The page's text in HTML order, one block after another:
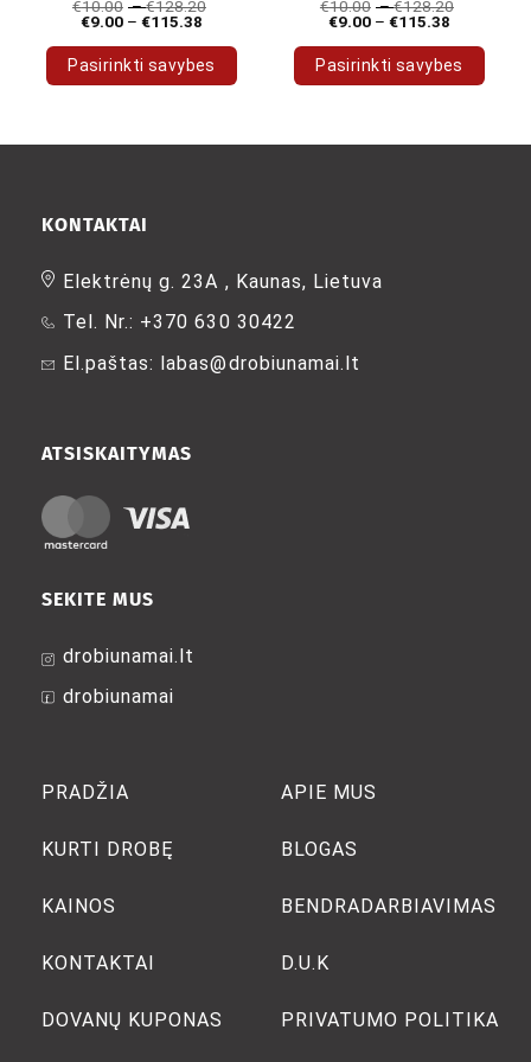
€10.00 –€128.20
€9.00 – €115.38
Pasirinkti savybes
has
The
be
chosen
the
€10.00 –€128.20
€9.00 – €115.38
Pasirinkti savybes
has
PRADŽIA
KURTI DROBĘ
KAINOS
KONTAKTAI
DOVANŲ KUPONAS
APIE MUS
BLOGAS
BENDRADARBIAVIMAS
D.U.K
PRIVATUMO POLITIKA
SEKITE MUS
drobiunamai.lt
drobiunamai
ATSISKAITYMAS
KONTAKTAI
Elektrėnų g. 23A , Kaunas, Lietuva
Tel. Nr.: +370 630 30422
El.paštas: labas@drobiunamai.lt